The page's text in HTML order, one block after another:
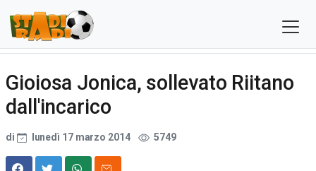
Gioiosa Jonica, sollevato Riitano
dall'incarico
di lunedì 17 marzo 2014 5749